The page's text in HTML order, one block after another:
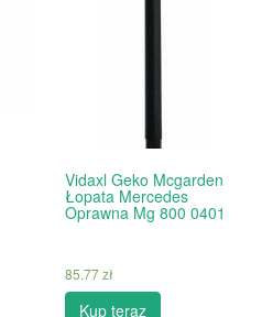
Vidaxl Geko Mcgarden
Łopata Mercedes
Oprawna Mg 800 0401
85.77zł
Kup teraz